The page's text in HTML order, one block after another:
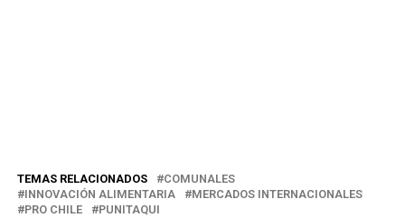
TEMAS RELACIONADOS
COMUNALES
INNOVACIÓN ALIMENTARIA
MERCADOS INTERNACIONALES
PRO CHILE
PUNITAQUI